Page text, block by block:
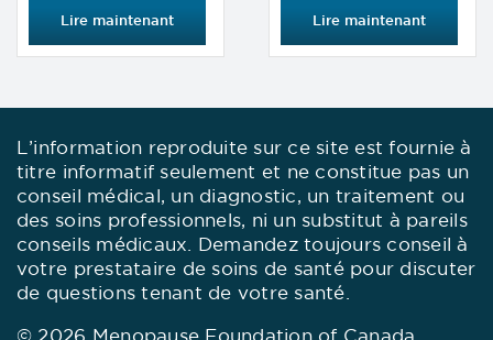
Lire maintenant Lire maintenant
L’information reproduite sur ce site est fournie à
titre informatif seulement et ne constitue pas un
conseil médical, un diagnostic, un traitement ou
des soins professionnels, ni un substitut à pareils
conseils médicaux. Demandez toujours conseil à
votre prestataire de soins de santé pour discuter
de questions tenant de votre santé.